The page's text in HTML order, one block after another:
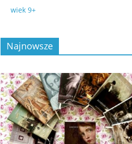
wiek 9+
Najnowsze